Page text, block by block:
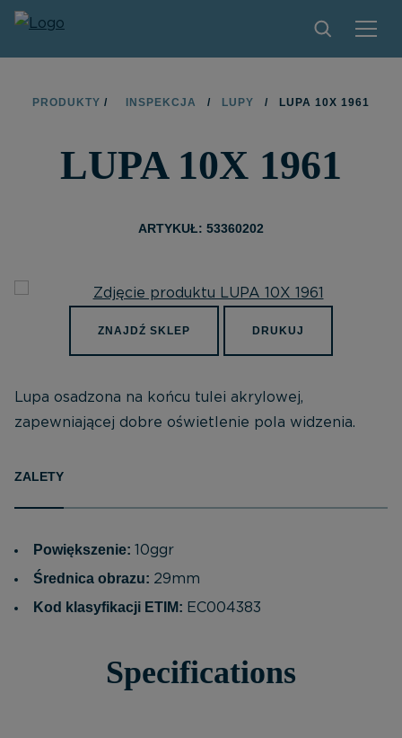
PRODUKTY
ZOSTAŃ PARTNEREM
PLIKI DO POBRANIA
PRODUKTY / INSPEKCJA / LUPY / LUPA 10X 1961
LUPA 10X 1961
ARTYKUŁ: 53360202
ZNAJDŹ SKLEP DRUKUJ
Lupa osadzona na końcu tulei akrylowej,
zapewniającej dobre oświetlenie pola widzenia.
ZALETY
Powiększenie: 10ggr
Średnica obrazu: 29mm
Kod klasyfikacji ETIM: EC004383
Specifications